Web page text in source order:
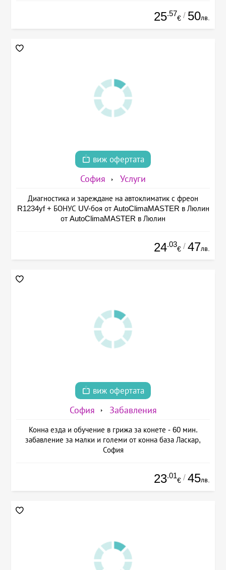
25.57
€ / 50лв.
виж офертата
София Услуги
Диагностика и зареждане на автоклиматик с фреон
R1234yf + БОНУС UV-боя от AutoClimaMASTER в Люлин
от AutoClimaMASTER в Люлин
24.03
€ / 47лв.
виж офертата
София Забавления
Конна езда и обучение в грижа за конете - 60 мин.
забавление за малки и големи от конна база Ласкар,
София
23.01
€ / 45лв.